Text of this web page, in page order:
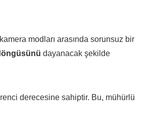
modları arasında sorunsuz bir
dayanacak şekilde
derecesine sahiptir. Bu, mühürlü